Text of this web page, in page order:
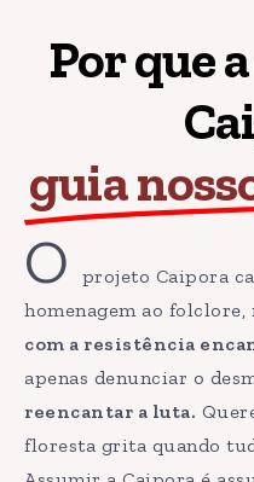
Por que
guia
O
projeto Caipora
homenagem ao folclore,
com a resistência
apenas denunciar o
reencantar a luta.
floresta grita quando